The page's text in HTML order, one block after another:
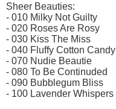
Sheer Beauties:
- 010 Milky Not Guilty
- 020 Roses Are Rosy
- 030 Kiss The Miss
- 040 Fluffy Cotton Candy
- 070 Nudie Beautie
- 080 To Be Continuded
- 090 Bubblegum Bliss
- 100 Lavender Whispers